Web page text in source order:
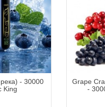
- 30000
King
Grape
-